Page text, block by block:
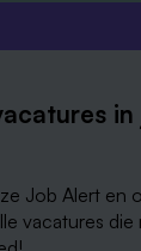
de
in
Job Alert en
vacatures